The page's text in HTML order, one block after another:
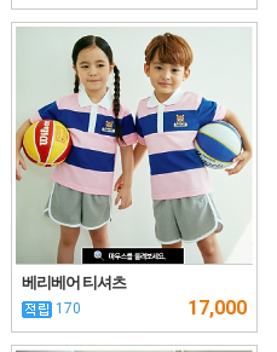
베리베어 티셔츠
170 17,000